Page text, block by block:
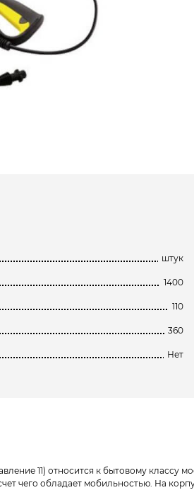
штук
1400
110
360
Нет
11) относится к бытовому
чего обладает мобильностью. На